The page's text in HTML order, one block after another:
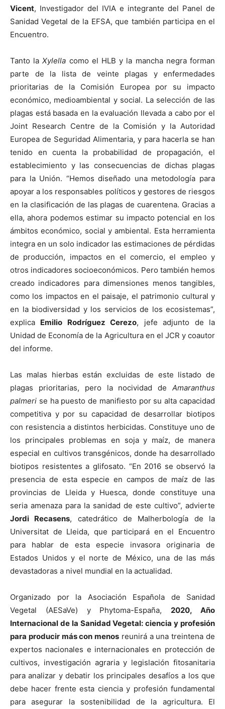
Vicent, Investigador del IVIA e integrante del Panel de
Sanidad Vegetal de la EFSA, que también participa en el
Encuentro.
Tanto laXylella como el HLB y la mancha negra forman
parte de la lista de veinte plagas y enfermedades
prioritarias de la Comisión Europea por su impacto
económico, medioambiental y social. La selección de las
plagas está basada en la evaluación llevada a cabo por el
Joint Research Centre de la Comisión y la Autoridad
Europea de Seguridad Alimentaria, y para hacerla se han
tenido en cuenta la probabilidad de propagación, el
establecimiento y las consecuencias de dichas plagas
para la Unión. “Hemos diseñado una metodología para
apoyar a los responsables políticos y gestores de riesgos
en la clasificación de las plagas de cuarentena. Gracias a
ella, ahora podemos estimar su impacto potencial en los
ámbitos económico, social y ambiental. Esta herramienta
integra en un solo indicador las estimaciones de pérdidas
de producción, impactos en el comercio, el empleo y
otros indicadores socioeconómicos. Pero también hemos
creado indicadores para dimensiones menos tangibles,
como los impactos en el paisaje, el patrimonio cultural y
en la biodiversidad y los servicios de los ecosistemas”,
explica Emilio Rodríguez Cerezo, jefe adjunto de la
Unidad de Economía de la Agricultura en el JCR y coautor
del informe.
Las malas hierbas están excluidas de este listado de
plagas prioritarias, pero la nocividad de Amaranthus
palmeri se ha puesto de manifiesto por su alta capacidad
competitiva y por su capacidad de desarrollar biotipos
con resistencia a distintos herbicidas. Constituye uno de
los principales problemas en soja y maíz, de manera
especial en cultivos transgénicos, donde ha desarrollado
biotipos resistentes a glifosato. “En 2016 se observó la
presencia de esta especie en campos de maíz de las
provincias de Lleida y Huesca, donde constituye una
seria amenaza para la sanidad de este cultivo”, advierte
Jordi Recasens, catedrático de Malherbología de la
Universitat de Lleida, que participará en el Encuentro
para hablar de esta especie invasora originaria de
Estados Unidos y el norte de México, una de las más
devastadoras a nivel mundial en la actualidad.
Organizado por la Asociación Española de Sanidad
Vegetal (AESaVe) y Phytoma-España,2020, Año
Internacional de la Sanidad Vegetal: ciencia y profesión
para producir más con menos reunirá a una treintena de
expertos nacionales e internacionales en protección de
cultivos, investigación agraria y legislación fitosanitaria
para analizar y debatir los principales desafíos a los que
debe hacer frente esta ciencia y profesión fundamental
para asegurar la sostenibilidad de la agricultura. El